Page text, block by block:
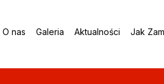
O nas Galeria Aktualności Jak